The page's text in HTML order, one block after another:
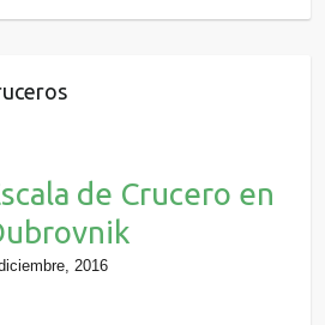
de Crucero en
2016